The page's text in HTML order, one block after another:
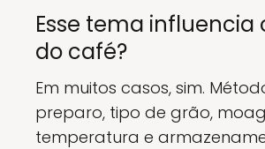
Esse tema influencia
do café?
Em muitos casos, sim.
preparo, tipo de grão,
temperatura e